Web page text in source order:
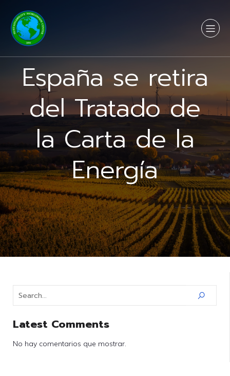
España se retira
del Tratado de
la Carta de la
Energía
Latest Comments
No hay comentarios que mostrar.